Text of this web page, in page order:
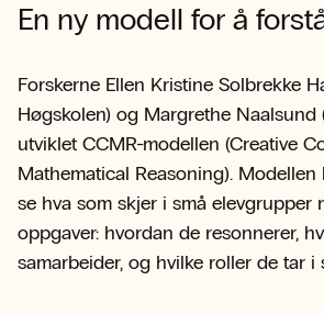
En ny modell for å
Forskerne Ellen Kristine Solbrekke
Høgskolen) og Margrethe Naalsund
utviklet CCMR-modellen (Creative
Mathematical Reasoning).
se hva som skjer i små elevgrupper
oppgaver: hvordan de resonnerer,
samarbeider, og hvilke roller de tar i